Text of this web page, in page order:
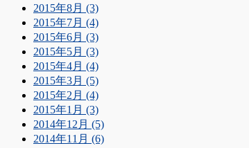
2015年8月 (3)
2015年7月 (4)
2015年6月 (3)
2015年5月 (3)
2015年4月 (4)
2015年3月 (5)
2015年2月 (4)
2015年1月 (3)
2014年12月 (5)
2014年11月 (6)